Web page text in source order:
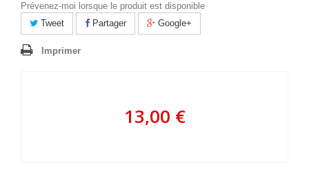
Prévenez-moi lorsque le produit est disponible
Tweet
Partager Google+
Imprimer
13,00 €